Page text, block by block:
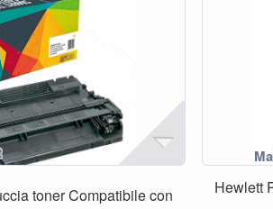
toner Compatibile con Hewlett